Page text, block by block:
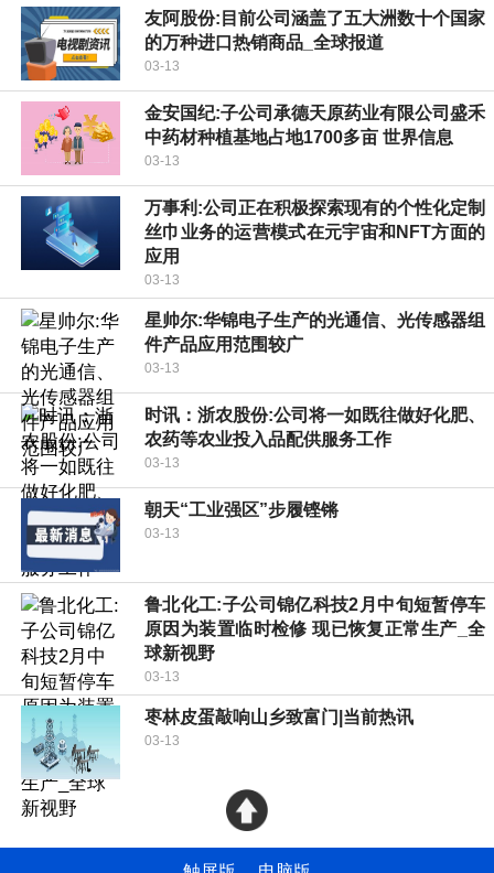
友阿股份:目前公司涵盖了五大洲数十个国家
的万种进口热销商品_全球报道
03-13
金安国纪:子公司承德天原药业有限公司盛禾
中药材种植基地占地1700多亩 世界信息
03-13
万事利:公司正在积极探索现有的个性化定制
丝巾业务的运营模式在元宇宙和NFT方面的
应用
03-13
星帅尔:华锦电子生产的光通信、光传感器组
件产品应用范围较广
03-13
时讯：浙农股份:公司将一如既往做好化肥、
农药等农业投入品配供服务工作
03-13
朝天“工业强区”步履铿锵
03-13
鲁北化工:子公司锦亿科技2月中旬短暂停车
原因为装置临时检修 现已恢复正常生产_全
球新视野
03-13
枣林皮蛋敲响山乡致富门|当前热讯
03-13